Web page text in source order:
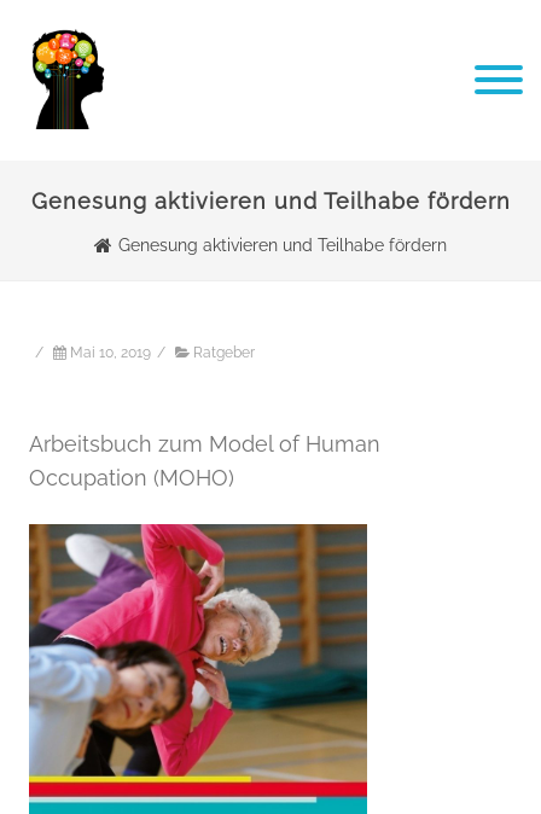
Genesung aktivieren und Teilhabe fördern
Genesung aktivieren und Teilhabe fördern
/ Mai 10, 2019 / Ratgeber
Arbeitsbuch zum Model of Human
Occupation (MOHO)